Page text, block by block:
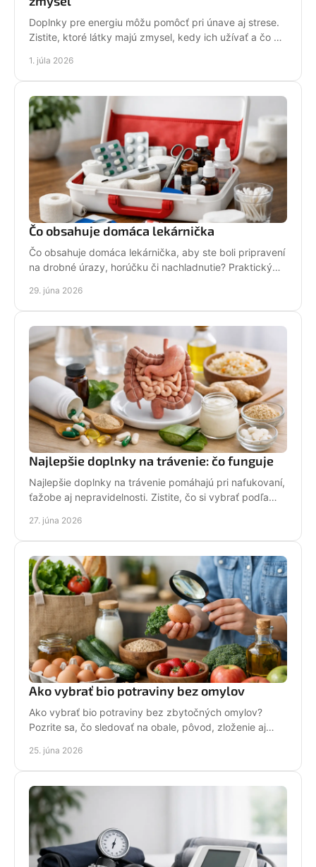
Doplnky pre energiu môžu pomôcť pri únave aj strese.
Zistite, ktoré látky majú zmysel, kedy ich užívať a čo od
1. júla 2026
Čo obsahuje domáca lekárnička
Čo obsahuje domáca lekárnička, aby ste boli pripravení
na drobné úrazy, horúčku či nachladnutie? Praktický
29. júna 2026
Najlepšie doplnky na trávenie: čo funguje
Najlepšie doplnky na trávenie pomáhajú pri nafukovaní,
ťažobe aj nepravidelnosti. Zistite, čo si vybrať podľa
27. júna 2026
Ako vybrať bio potraviny bez omylov
Ako vybrať bio potraviny bez zbytočných omylov?
Pozrite sa, čo sledovať na obale, pôvod, zloženie aj
25. júna 2026